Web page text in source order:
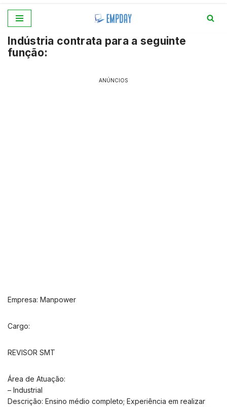
para
o
Indústria contrata para a seguinte
função:
ANÚNCIOS
Empresa: Manpower
Cargo:
REVISOR SMT
Área de Atuação:
– Industrial
Descrição: Ensino médio completo; Experiência em realizar